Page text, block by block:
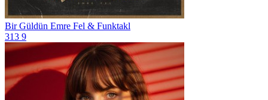
Bir Güldün Emre Fel & Funktakl
313 9